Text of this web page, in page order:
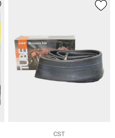
CST